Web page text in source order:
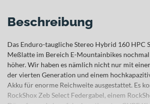
Beschreibung
Das Enduro-taugliche Stereo Hybrid 160 HPC
Meßlatte im Bereich E-Mountainbikes nochmal
höher. Wir haben es nämlich nicht nur mit
der vierten Generation und einem
Akku für enorme Reichweite ausgestattet. Es
RockShox Zeb Select Federgabel, einem